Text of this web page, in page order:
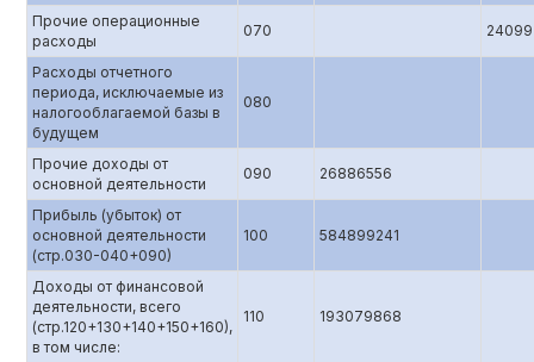
Прочие операционные
расходы
070
Расходы отчетного
периода, исключаемые из
налогооблагаемой базы в
будущем
080
Прочие доходы от
основной деятельности
090 26886556
Прибыль (убыток) от
основной деятельности
(стр.0З0-040+090)
100 584899241
Доходы от финансовой
деятельности, всего
(стр.120+130+140+150+160),
в том числе:
110 193079868